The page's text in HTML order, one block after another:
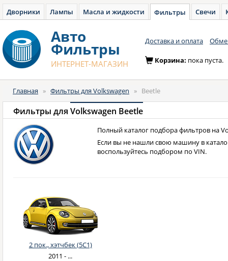
Дворники Лампы Масла и жидкости Фильтры Свечи
Авто
Фильтры
ИНТЕРНЕТ-МАГАЗИН
Доставка и оплата
Корзина: пока пуста.
Главная » Фильтры для Volkswagen » Beetle
Фильтры для Volkswagen Beetle
Полный каталог подбора фильтров на
Если вы не нашли свою машину в
воспользуйтесь подбором по VIN.
2 пок., хэтчбек (5C1)
2011 - ...